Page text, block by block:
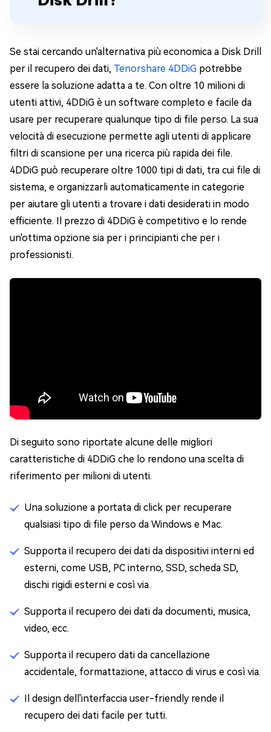
Se stai cercando un'alternativa più economica a Disk Drill
per il recupero dei dati, Tenorshare 4DDiG potrebbe
essere la soluzione adatta a te. Con oltre 10 milioni di
utenti attivi, 4DDiG è un software completo e facile da
usare per recuperare qualunque tipo di file perso. La sua
velocità di esecuzione permette agli utenti di applicare
filtri di scansione per una ricerca più rapida dei file.
4DDiG può recuperare oltre 1000 tipi di dati, tra cui file di
sistema, e organizzarli automaticamente in categorie
per aiutare gli utenti a trovare i dati desiderati in modo
efficiente. Il prezzo di 4DDiG è competitivo e lo rende
un'ottima opzione sia per i principianti che per i
professionisti.
Di seguito sono riportate alcune delle migliori
caratteristiche di 4DDiG che lo rendono una scelta di
riferimento per milioni di utenti.
Una soluzione a portata di click per recuperare
qualsiasi tipo di file perso da Windows e Mac.
Supporta il recupero dei dati da dispositivi interni ed
esterni, come USB, PC interno, SSD, scheda SD,
dischi rigidi esterni e così via.
Supporta il recupero dei dati da documenti, musica,
video, ecc.
Supporta il recupero dati da cancellazione
accidentale, formattazione, attacco di virus e così via.
Il design dell'interfaccia user-friendly rende il
recupero dei dati facile per tutti.